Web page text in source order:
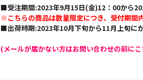
■受注期間:2023年9月15日(金)12：00から
※こちらの商品は数量限定につき、受付期間
■出荷時期:2023年10月下旬から11月上旬に
(メールが届かない方はお問い合わせの前に